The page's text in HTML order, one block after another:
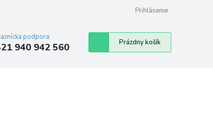
Prihlásenie
podpora:
940 942 560
Nákupný
košík
Prázdny košík